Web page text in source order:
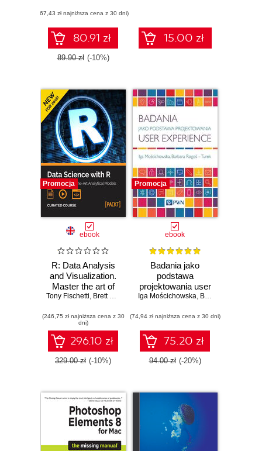
stunning visuals
effortlessly
(67,43 zł najniższa cena z 30 dni)
80.91 zł
89.90 zł (-10%)
15.00 zł
Promocja
ebook
R: Data Analysis
and Visualization.
Master the art of
building analytical
Tony Fischetti, Brett Lantz Hrishi V. Mittal,Bater Makhabel
(246,75 zł najniższa cena z 30
dni)
296.10 zł
329.00 zł (-10%)
Promocja
ebook
Badania jako
podstawa
projektowania user
experience
Iga Mościchowska, Barbara Rogoś-Turek
(74,94 zł najniższa cena z 30 dni)
75.20 zł
94.00 zł (-20%)